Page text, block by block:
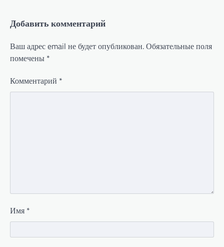
Добавить комментарий
Ваш адрес email не будет опубликован.Обязательные поля
помечены *
Комментарий *
Имя *